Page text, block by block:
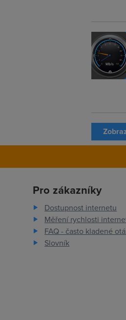
Pro zákazníky
Dostupnost internetu
Měření rychlosti
FAQ - často kladené
Slovník